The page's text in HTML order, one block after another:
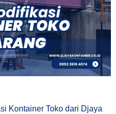
Kontainer Toko dari Djaya